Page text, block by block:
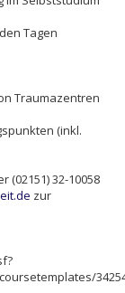
Tagen
Traumazentren
(inkl.
32-10058
zur